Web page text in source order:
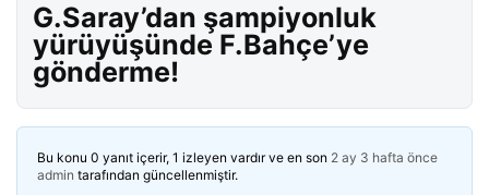
G.Saray’dan şampiyonluk
yürüyüşünde F.Bahçe’ye
gönderme!
Bu konu 0 yanıt içerir, 1 izleyen vardır ve en son 2 ay 3 hafta önce
admin tarafından güncellenmiştir.